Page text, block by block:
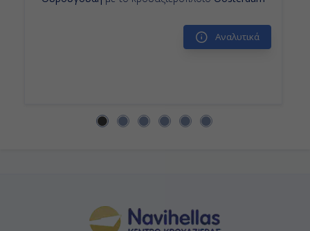
Εν Πλω
-
Αναλυτικά